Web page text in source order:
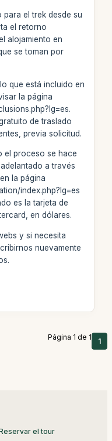
el trek desde su
el retorno
alojamiento en
se toman por
que está incluido en
la página
de traslado
previa solicitud.
el proceso se hace
a través
la página
index.php?lg=es
es la tarjeta de
en dólares.
y si necesita
nuevamente
Página 1 de 1 1
el tour